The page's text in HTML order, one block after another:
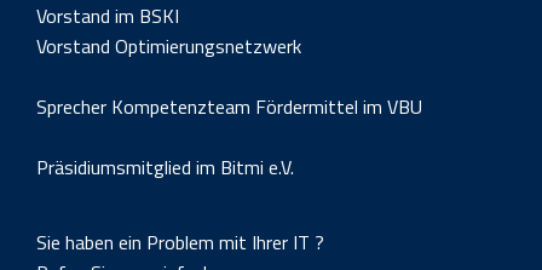
Vorstand im BSKI
Vorstand Optimierungsnetzwerk
Sprecher Kompetenzteam Fördermittel im VBU
Präsidiumsmitglied im Bitmi e.V.
Sie haben ein Problem mit Ihrer IT ?